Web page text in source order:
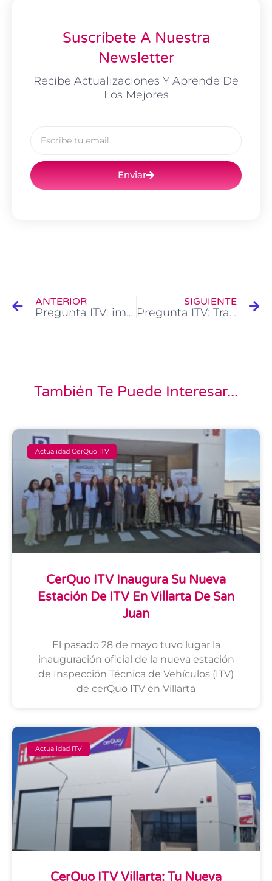
Suscríbete A Nuestra
Newsletter
Recibe Actualizaciones Y Aprende De
Los Mejores
Enviar
ANTERIOR
Pregunta ITV: importar un vehículo desde Emiratos Árabes (Dubai)
SIGUIENTE
Pregunta ITV: Tractores pequeños ¿Necesitan pasar la ITV para circular por carretera?
También Te Puede Interesar...
Actualidad CerQuo ITV
CerQuo ITV Inaugura Su Nueva
Estación De ITV En Villarta De San
Juan
El pasado 28 de mayo tuvo lugar la
inauguración oficial de la nueva estación
de Inspección Técnica de Vehículos (ITV)
de cerQuo ITV en Villarta
Actualidad ITV
CerQuo ITV Villarta: Tu Nueva